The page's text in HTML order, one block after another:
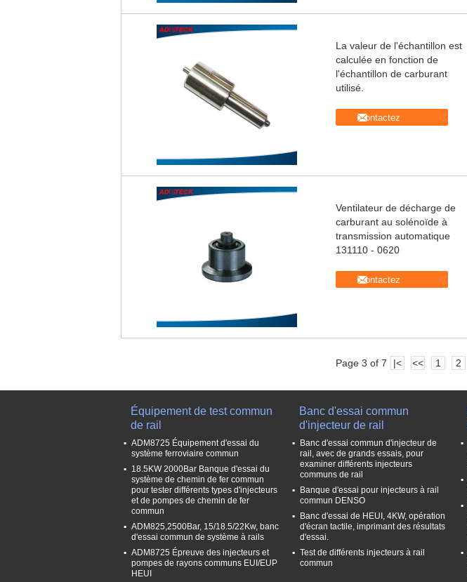
La valeur de l'échantillon est
calculée en fonction de
l'échantillon de carburant
utilisé.
Contactez
Ventilateur de décharge de
carburant au solénoïde à
transmission automatique
131110 - 0620
Contactez
Page 3 of 7 |< << 1 2
Équipement de test commun
de rail
ADM8725 Équipement d'essai du
système ferroviaire commun
18.5KW 2000Bar Banque d'essai du
système de chemin de fer commun
pour tester différents types d'injecteurs
et de pompes de chemin de fer
commun
ADM825,2500Bar, 15/18.5/22Kw, banc
d'essai commun de système à rails
ADM8725 Épreuve des injecteurs et
pompes de rayons communs EUI/EUP
HEUI
Banc d'essai commun
d'injecteur de rail
Banc d'essai commun d'injecteur de
rail, avec de grands essais, pour
examiner différents injecteurs
communs de rail
Banque d'essai pour injecteurs à rail
commun DENSO
Banc d'essai de HEUI, 4KW, opération
d'écran tactile, imprimant des résultats
d'essai.
Test de différents injecteurs à rail
commun